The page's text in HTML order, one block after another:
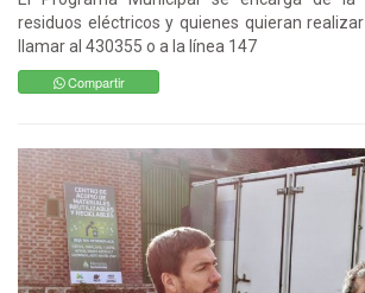
residuos eléctricos y quienes quieran
llamar al 430355 o a la línea 147
Compartir